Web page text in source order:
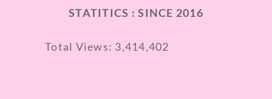
STATITICS : SINCE 2016
Total Views: 3,414,402